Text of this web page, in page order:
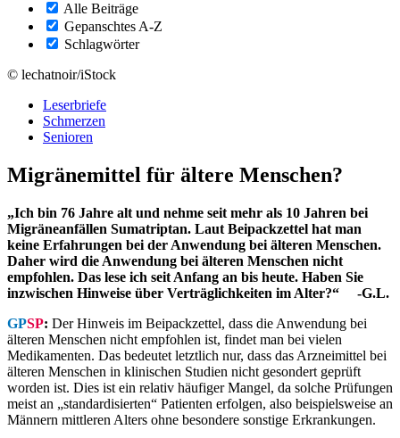
Alle Beiträge
Gepanschtes A-Z
Schlagwörter
© lechatnoir/iStock
Leserbriefe
Schmerzen
Senioren
Migränemittel für ältere Menschen?
„Ich bin 76 Jahre alt und nehme seit mehr als 10 Jahren bei
Migräne­anfällen Sumatriptan. Laut Beipackzettel hat man
keine Erfahrungen bei der Anwendung bei älteren Menschen.
Daher wird die Anwendung bei älteren Menschen nicht
empfohlen. Das lese ich seit Anfang an bis heute. Haben Sie
inzwischen Hinweise über Verträglichkeiten im Alter?“ -G.L.
GPSP: Der Hinweis im Beipackzettel, dass die Anwendung bei
älteren Menschen nicht empfohlen ist, findet man bei vielen
Medikamenten. Das bedeutet letztlich nur, dass das Arzneimittel bei
älteren Menschen in klinischen Studien nicht gesondert geprüft
worden ist. Dies ist ein relativ häufiger Mangel, da solche Prüfungen
meist an „standardisierten“ Patienten erfolgen, also beispielsweise an
Männern mittleren Alters ohne besondere sonstige Erkrankungen.